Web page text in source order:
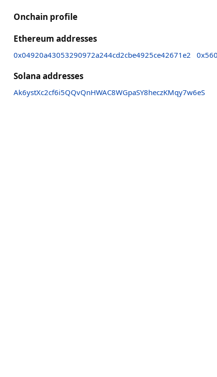
Onchain profile
Ethereum addresses
0x04920a43053290972a244cd2cbe4925ce42671e2
Solana addresses
Ak6ystXc2cf6i5QQvQnHWAC8WGpaSY8heczKMqy7w6eS